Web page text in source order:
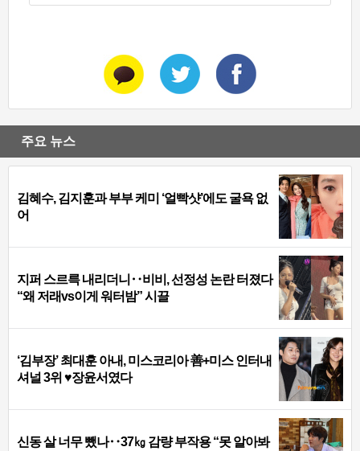
주요 뉴스
김혜수, 김지훈과 부부 케미 ‘얼빡샷’에도 굴욕 없
어
지퍼 스르륵 내리더니‥비비, 선정성 논란 터졌다
“왜 저래vs이게 워터밤” 시끌
‘김부장’ 최대훈 아내, 미스코리아 善+미스 인터내
셔널 3위 ♥장윤서였다
신동 살 너무 뺐나‥37㎏ 감량 부작용 “못 알아봐